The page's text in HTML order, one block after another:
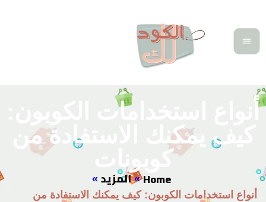
استخدامات الكوبون:
كيف يمكنك الاستفادة من
كوبونات
Home
» المزيد »
استخدامات الكوبون: كيف يمكنك الاستفادة من